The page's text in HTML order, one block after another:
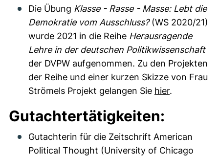
Die Übung Klasse - Rasse - Masse: Lebt die
Demokratie vom Ausschluss?(WS 2020/21)
wurde 2021 in die Reihe Herausragende
Lehre in der deutschen Politikwissenschaft
der DVPW aufgenommen. Zu den Projekten
der Reihe und einer kurzen Skizze von Frau
Strömels Projekt gelangen Sie hier.
Gutachtertätigkeiten:
Gutachterin für die Zeitschrift American
Political Thought (University of Chicago